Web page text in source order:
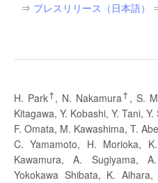
⇒ プレスリリース（日本語）
H. Park†, N. Nakamura† , S.
Kitagawa, Y. Kobashi, Y. Tani,
F. Omata, M. Kawashima, T.
C. Yamamoto, H. Morioka,
Kawamura, A. Sugiyama,
Yokokawa Shibata, K.